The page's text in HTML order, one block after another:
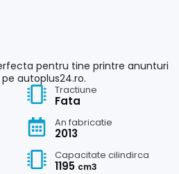
pentru tine printre anunturi
autoplus24.ro.
Tractiune
Fata
An fabricatie
2013
Capacitate cilindirca
1195 cm3